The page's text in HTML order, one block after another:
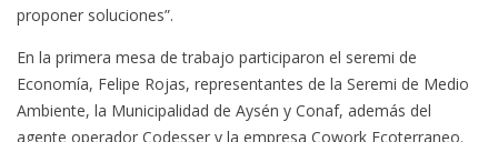
proponer soluciones”.
En la primera mesa de trabajo participaron el seremi de
Economía, Felipe Rojas, representantes de la Seremi de Medio
Ambiente, la Municipalidad de Aysén y Conaf, además del
agente operador Codesser y la empresa Cowork Ecoterraneo.